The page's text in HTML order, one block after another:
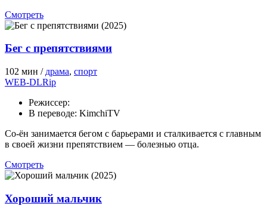
Смотреть
Бег с препятствиями
102 мин / драма, спорт
WEB-DLRip
Режиссер:
В переводе: KimchiTV
Со-ён занимается бегом с барьерами и сталкивается с главным
в своей жизни препятствием — болезнью отца.
Смотреть
Хороший мальчик